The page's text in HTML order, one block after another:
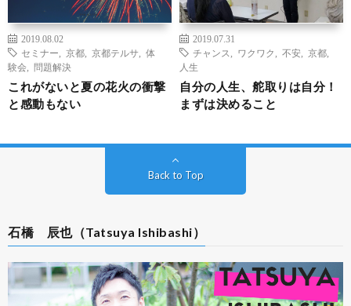
2019.08.02
セミナー
京都 京都テルサ
体
験会
問題解決
これがないと夏の花火の衝撃
と感動もない
2019.07.31
チャンス
ワクワク 不安 京都
人生
自分の人生、舵取りは自分！
まずは決めること
Back to Top
石橋 辰也（Tatsuya Ishibashi）